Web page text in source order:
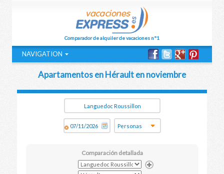
Comparador de alquiler de vacaciones n°1
Apartamentos en Hérault en noviembre
Comparación detallada
NAVIGATION